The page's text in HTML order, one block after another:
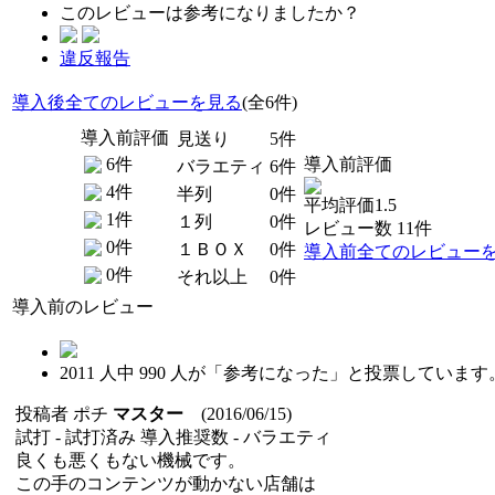
このレビューは参考になりましたか？
違反報告
導入後全てのレビューを見る(全6件)
導入前評価
6件
4件
1件
0件
0件
見送り
5件
バラエティ 6件
半列
0件
１列
0件
１ＢＯＸ
0件
それ以上
0件
導入前評価
平均評価1.5
レビュー数 11件
導入前全てのレビュー
導入前のレビュー
2011 人中 990 人が「参考になった」と投票しています
投稿者 ポチ マスター (2016/06/15)
試打 - 試打済み 導入推奨数 - バラエティ
良くも悪くもない機械です。
この手のコンテンツが動かない店舗は